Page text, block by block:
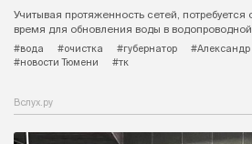
Учитывая протяженность сетей, потребуется
время для обновления воды в
#вода
#очистка #губернатор #Александр
#новости Тюмени
#тк
Вслух.ру